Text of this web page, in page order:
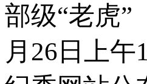
部级“老
月26日上午